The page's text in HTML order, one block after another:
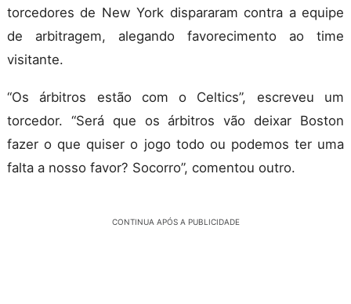
torcedores de New York dispararam contra a equipe
de arbitragem, alegando favorecimento ao time
visitante.
“Os árbitros estão com o Celtics”, escreveu um
torcedor. “Será que os árbitros vão deixar Boston
fazer o que quiser o jogo todo ou podemos ter uma
falta a nosso favor? Socorro”, comentou outro.
CONTINUA APÓS A PUBLICIDADE